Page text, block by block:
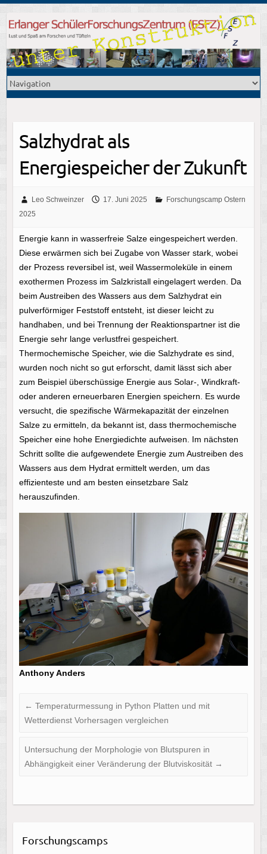
Salzhydrat als
Energiespeicher der Zukunft
Leo Schweinzer 17. Juni 2025
Forschungscamp Ostern
2025
Energie kann in wasserfreie Salze eingespeichert werden.
Diese erwärmen sich bei Zugabe von Wasser stark, wobei
der Prozess reversibel ist, weil Wassermoleküle in einem
exothermen Prozess im Salzkristall eingelagert werden. Da
beim Austreiben des Wassers aus dem Salzhydrat ein
pulverförmiger Feststoff entsteht, ist dieser leicht zu
handhaben, und bei Trennung der Reaktionspartner ist die
Energie sehr lange verlustfrei gespeichert.
Thermochemische Speicher, wie die Salzhydrate es sind,
wurden noch nicht so gut erforscht, damit lässt sich aber
zum Beispiel überschüssige Energie aus Solar-, Windkraft-
oder anderen erneuerbaren Energien speichern. Es wurde
versucht, die spezifische Wärmekapazität der einzelnen
Salze zu ermitteln, da bekannt ist, dass thermochemische
Speicher eine hohe Energiedichte aufweisen. Im nächsten
Schritt sollte die aufgewendete Energie zum Austreiben des
Wassers aus dem Hydrat ermittelt werden, um das
effizienteste und am besten einsetzbare Salz
herauszufinden.
Anthony Anders
← Temperaturmessung in Python Platten und mit
Wetterdienst Vorhersagen vergleichen
Untersuchung der Morphologie von Blutspuren in
Abhängigkeit einer Veränderung der Blutviskosität →
Forschungscamps